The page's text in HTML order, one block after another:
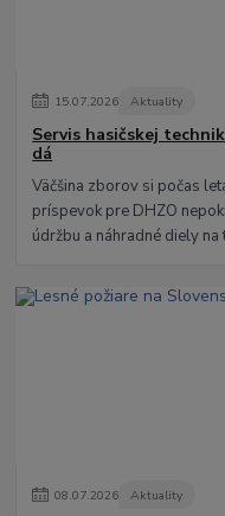
15.07.2026 Aktuality
Servis hasičskej
dá
Väčšina zborov si počas
príspevok pre DHZO
údržbu a náhradné diely na
08.07.2026 Aktuality